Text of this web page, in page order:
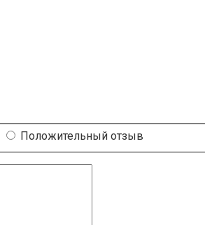
Положительный отзыв